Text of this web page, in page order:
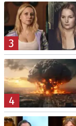
3
4